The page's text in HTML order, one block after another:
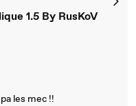
1.5 By RusKoV
les mec !!